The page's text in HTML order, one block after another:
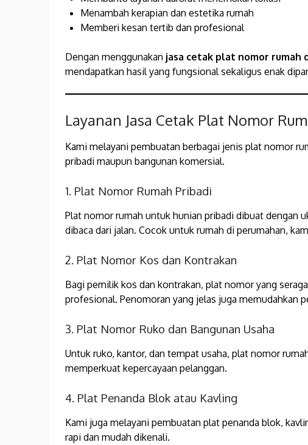
Menambah kerapian dan estetika rumah
Memberi kesan tertib dan profesional
Dengan menggunakan jasa cetak plat nomor rumah
mendapatkan hasil yang fungsional sekaligus enak
Layanan Jasa Cetak Plat Nomor
Kami melayani pembuatan berbagai jenis plat nomor
pribadi maupun bangunan komersial.
1. Plat Nomor Rumah Pribadi
Plat nomor rumah untuk hunian pribadi dibuat dengan
dibaca dari jalan. Cocok untuk rumah di perumahan,
2. Plat Nomor Kos dan Kontrakan
Bagi pemilik kos dan kontrakan, plat nomor yang
profesional. Penomoran yang jelas juga memudahkan
3. Plat Nomor Ruko dan Bangunan Usaha
Untuk ruko, kantor, dan tempat usaha, plat nomor
memperkuat kepercayaan pelanggan.
4. Plat Penanda Blok atau Kavling
Kami juga melayani pembuatan plat penanda blok,
rapi dan mudah dikenali.